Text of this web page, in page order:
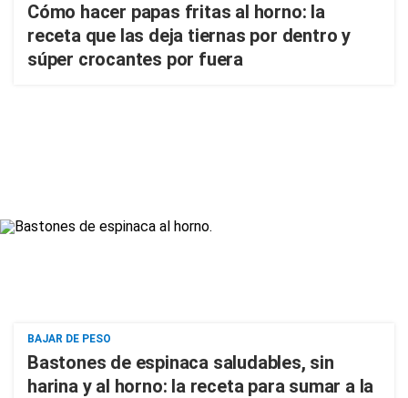
Cómo hacer papas fritas al horno: la
receta que las deja tiernas por dentro y
súper crocantes por fuera
BAJAR DE PESO
Bastones de espinaca saludables, sin
harina y al horno: la receta para sumar a la